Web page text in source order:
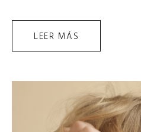
LEER MÁS